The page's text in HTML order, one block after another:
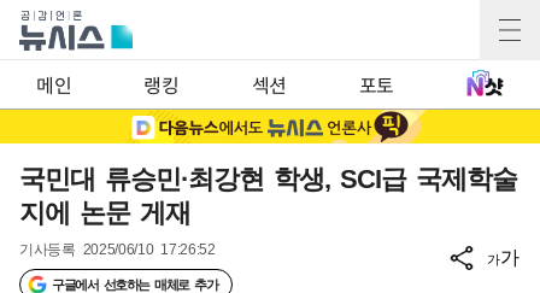
메인 랭킹 섹션 포토
국민대 류승민·최강현 학생, SCI급 국제학술
지에 논문 게재
기사등록 2025/06/10 17:26:52
구글에서 선호하는 매체로 추가
가가